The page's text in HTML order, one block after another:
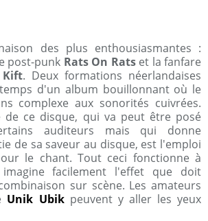
des plus enthousiasmantes :
post-punk Rats On Ratset la fanfare
Kift. Deux formations néerlandaises
d'un album bouillonnant où le
complexe aux sonorités cuivrées.
de ce disque, qui va peut être posé
auditeurs mais qui donne
de sa saveur au disque, est l'emploi
le chant. Tout ceci fonctionne à
facilement l'effet que doit
sur scène. Les amateurs
Unik Ubikpeuvent y aller les yeux